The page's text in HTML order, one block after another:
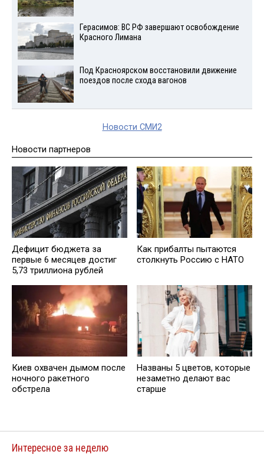
Герасимов: ВС РФ завершают освобождение
Красного Лимана
Под Красноярском восстановили движение
поездов после схода вагонов
Новости СМИ2
Новости партнеров
Дефицит бюджета за
первые 6 месяцев достиг
5,73 триллиона рублей
Как прибалты пытаются
столкнуть Россию с НАТО
Киев охвачен дымом после
ночного ракетного
обстрела
Названы 5 цветов, которые
незаметно делают вас
старше
Интересное за неделю